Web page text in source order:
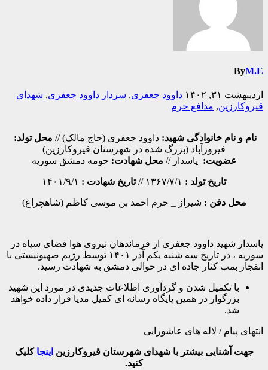
ByM.E
اردیبهشت ۳۱, ۱۴۰۲ داوود جعفری, سردار داوود جعفری, شهدای
قیروکارزین, مدافع حرم
نام و نام خانوادگی شهید: داوود جعفری (حاج مالک) // محل تولد:
فیروزآباد (بزرگ شده در شهرستان قیروکارزین)
عضویت: پاسدار // محل شهادت: حومه دمشق سوریه
تاریخ تولد : تاریخ شهادت :
محل دفن : شیراز _ حرم احمد بن موسی کاظم (شاهچراغ)
پاسدار شهید داوود جعفری از فرماندهان نیروی هوا فضای سپاه در
سوریه ، در تاریخ سه شنبه یکم آذر ۱۴۰۱ توسط رژیم صهیونیستی با
انفجار بمب کنار جاده ای در حوالی دمشق به شهادت رسید.
با تکمیل شدن و گردآوری اطلاعات جدیدی در مورد این شهید
بزرگوار در همین پایگاه رسانه ای کمیل مدیا قرار داده خواهد
شد.
انتهای پیام / لاله های عاشورایی
جهت آشنایی بیشتر با شهدای شهرستان قیروکارزین اینجاکلیک
کنید.